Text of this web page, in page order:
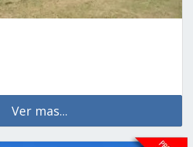
Ver mas...